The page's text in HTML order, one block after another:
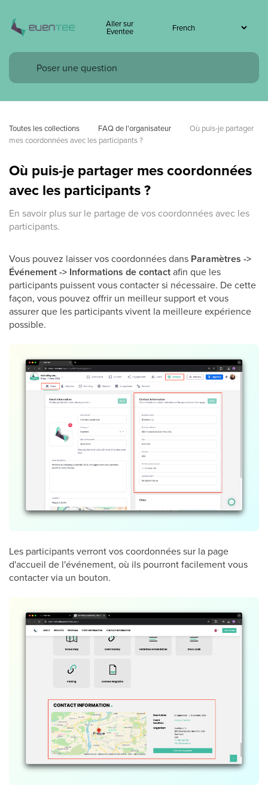
Aller sur
Eventee
Toutes les collections FAQ de l'organisateur
Où puis-je partager
mes coordonnées avec les participants ?
Où puis-je partager mes coordonnées
avec les participants ?
En savoir plus sur le partage de vos coordonnées avec les
participants.
Vous pouvez laisser vos coordonnées dans Paramètres ->
Événement -> Informations de contactafin que les
participants puissent vous contacter si nécessaire. De cette
façon, vous pouvez offrir un meilleur support et vous
assurer que les participants vivent la meilleure expérience
possible.
Les participants verront vos coordonnées sur la page
d'accueil de l'événement, où ils pourront facilement vous
contacter via un bouton.